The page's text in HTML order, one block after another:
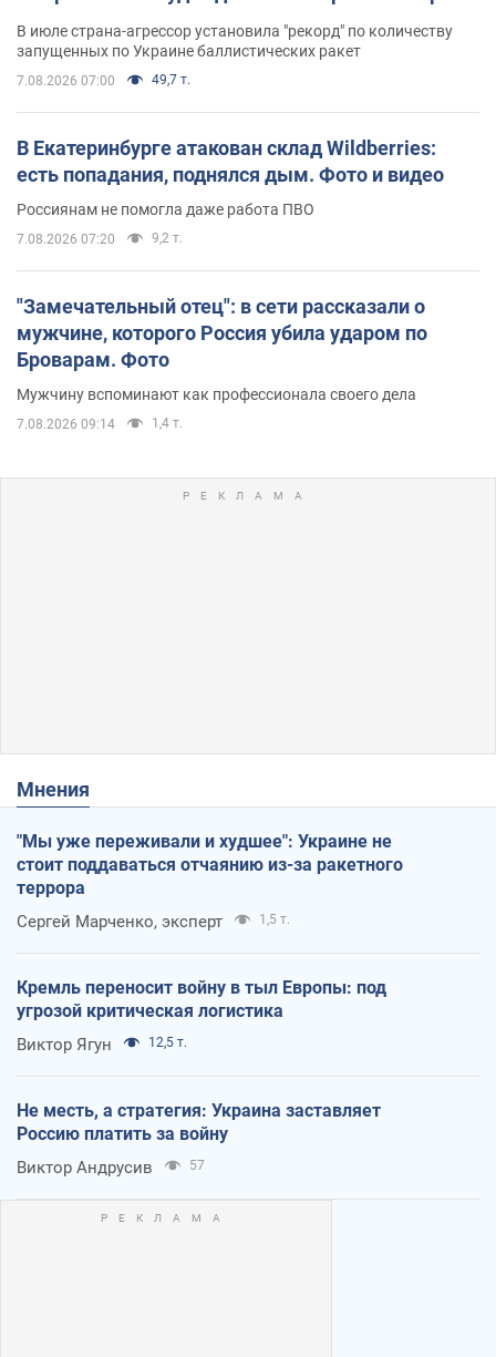
В июле страна-агрессор установила "рекорд" по количеству
запущенных по Украине баллистических ракет
7.08.2026 07:00 49,7 т.
В Екатеринбурге атакован склад Wildberries:
есть попадания, поднялся дым. Фото и видео
Россиянам не помогла даже работа ПВО
7.08.2026 07:20 9,2 т.
"Замечательный отец": в сети рассказали о
мужчине, которого Россия убила ударом по
Броварам. Фото
Мужчину вспоминают как профессионала своего дела
7.08.2026 09:14 1,4 т.
Мнения
"Мы уже переживали и худшее": Украине не
стоит поддаваться отчаянию из-за ракетного
террора
Сергей Марченко, эксперт 1,5 т.
Кремль переносит войну в тыл Европы: под
угрозой критическая логистика
Виктор Ягун 12,5 т.
Не месть, а стратегия: Украина заставляет
Россию платить за войну
Виктор Андрусив 57